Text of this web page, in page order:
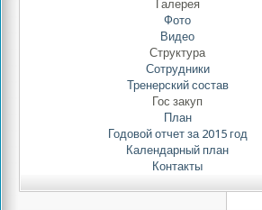
Галерея
Фото
Видео
Структура
Сотрудники
Тренерский состав
Гос закуп
План
Годовой отчет за 2015 год
Календарный план
Контакты